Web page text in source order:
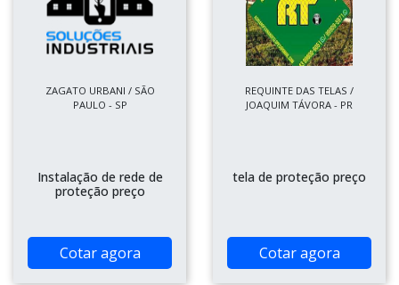
ZAGATO URBANI / SÃO
PAULO - SP
Instalação de rede de
proteção preço
Cotar agora
REQUINTE DAS TELAS /
JOAQUIM TÁVORA - PR
tela de proteção preço
Cotar agora